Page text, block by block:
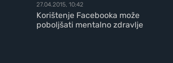
27.04.2015, 10:42
Korištenje Facebooka može
poboljšati mentalno zdravlje